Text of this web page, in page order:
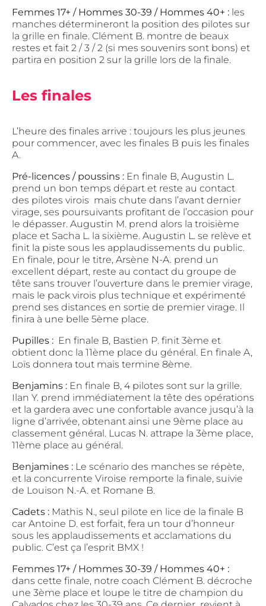
Femmes 17+ / Hommes 30-39 / Hommes 40+ : les
manches détermineront la position des pilotes sur
la grille en finale. Clément B. montre de beaux
restes et fait 2 / 3 / 2 (si mes souvenirs sont bons) et
partira en position 2 sur la grille lors de la finale.
Les finales
L’heure des finales arrive : toujours les plus jeunes
pour commencer, avec les finales B puis les finales
A.
Pré-licences / poussins : En finale B, Augustin L.
prend un bon temps départ et reste au contact
des pilotes virois mais chute dans l’avant dernier
virage, ses poursuivants profitant de l’occasion pour
le dépasser. Augustin M. prend alors la troisième
place et Sacha L. la sixième. Augustin L. se relève et
finit la piste sous les applaudissements du public.
En finale, pour le titre, Arsène N-A. prend un
excellent départ, reste au contact du groupe de
tête sans trouver l’ouverture dans le premier virage,
mais le pack virois plus technique et expérimenté
prend ses distances en sortie de premier virage. Il
finira à une belle 5ème place.
Pupilles : En finale B, Bastien P. finit 3ème et
obtient donc la 11ème place du général. En finale A,
Loïs donnera tout mais termine 8ème.
Benjamins : En finale B, 4 pilotes sont sur la grille.
Ilan Y. prend immédiatement la tête des opérations
et la gardera avec une confortable avance jusqu’à la
ligne d’arrivée, obtenant ainsi une 9ème place au
classement général. Lucas N. attrape la 3ème place,
11ème place au général.
Benjamines : Le scénario des manches se répète,
et la concurrente Viroise remporte la finale, suivie
de Louison N.-A. et Romane B.
Cadets : Mathis N., seul pilote en lice de la finale B
car Antoine D. est forfait, fera un tour d’honneur
sous les applaudissements et acclamations du
public. C’est ça l’esprit BMX !
Femmes 17+ / Hommes 30-39 / Hommes 40+ :
dans cette finale, notre coach Clément B. décroche
une 3ème place et loupe le titre de champion du